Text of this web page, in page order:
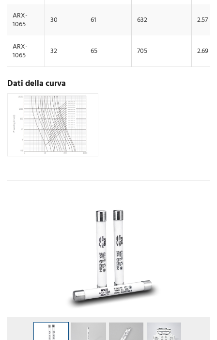
ARX-
1065 30 61 632 2.57
ARX-
1065 32 65 705 2.69
Dati della curva